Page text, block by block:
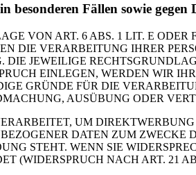
besonderen Fällen sowie
VON ART. 6 ABS. 1 LIT. E
DIE VERARBEITUNG IHRER
DIE JEWEILIGE
EINLEGEN, WERDEN WIR
GRÜNDE FÜR DIE
AUSÜBUNG ODER
UM
DATEN ZUM
STEHT. WENN SIE
(WIDERSPRUCH NACH ART. 21